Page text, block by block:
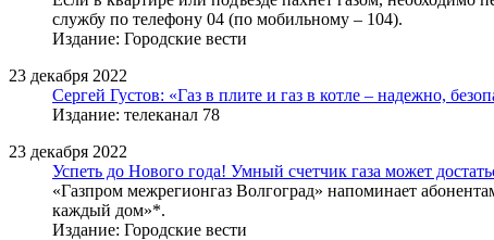
службу по телефону 04 (по мобильному – 104).
Издание: Городские вести
23 декабря 2022
Сергей Густов: «Газ в плите и газ в котле – надежно,
Издание: телеканал 78
23 декабря 2022
Успеть до Нового года! Умный счетчик газа может
«Газпром межрегионгаз Волгоград» напоминает
каждый дом»*.
Издание: Городские вести